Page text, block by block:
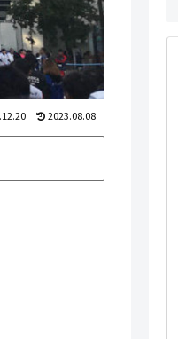
2023.08.08